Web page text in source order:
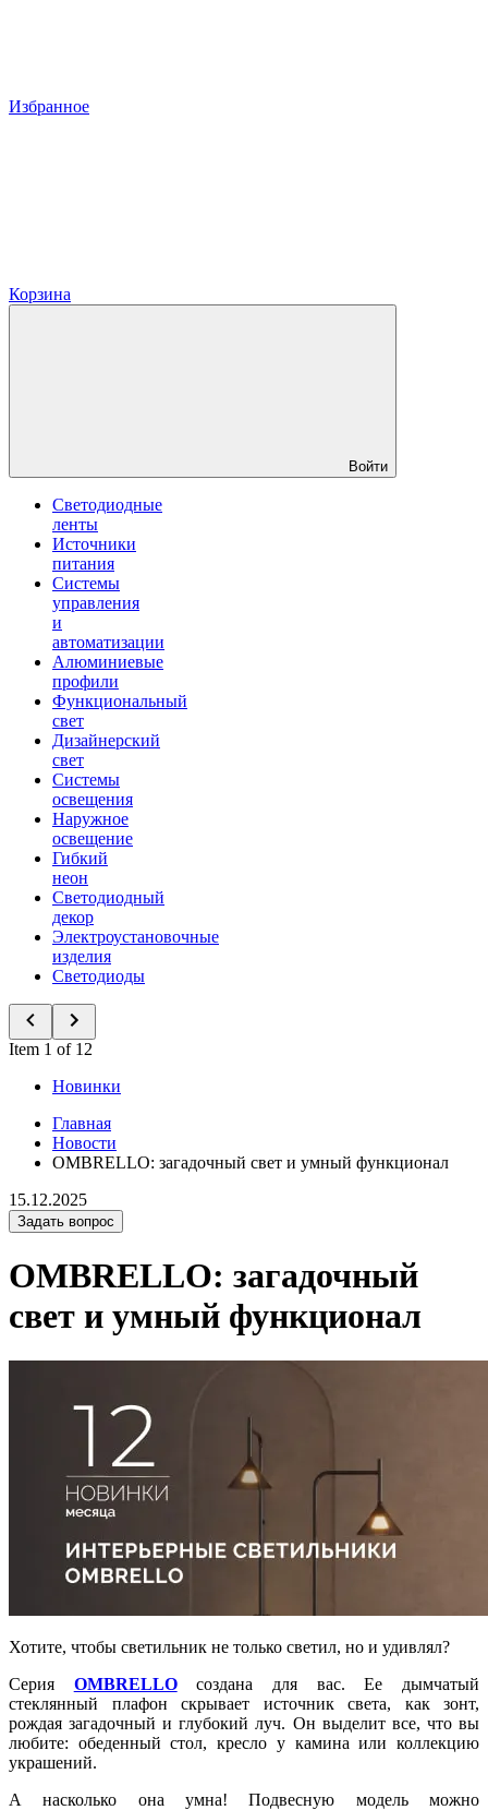
Избранное
Корзина
Войти
Светодиодные
ленты
Источники
питания
Системы
управления
и
автоматизации
Алюминиевые
профили
Функциональный
свет
Дизайнерский
свет
Системы
освещения
Наружное
освещение
Гибкий
неон
Светодиодный
декор
Электроустановочные
изделия
Светодиоды
Item 1 of 12
Новинки
Главная
Новости
OMBRELLO: загадочный свет и умный функционал
15.12.2025
Задать вопрос
OMBRELLO: загадочный
свет и умный функционал
Хотите, чтобы светильник не только светил, но и удивлял?
Серия OMBRELLOсоздана для вас. Ее дымчатый
стеклянный плафон скрывает источник света, как зонт,
рождая загадочный и глубокий луч. Он выделит все, что вы
любите: обеденный стол, кресло у камина или коллекцию
украшений.
А насколько она умна! Подвесную модель можно